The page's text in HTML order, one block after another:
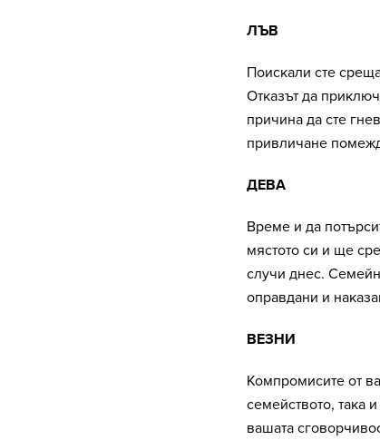
ЛЪВ
Поискали сте
Отказът да
причина да сте
привличане
ДЕВА
Време и да
мястото си и ще
случи днес.
оправдани и
ВЕЗНИ
Компромисите от
семейството, така
вашата